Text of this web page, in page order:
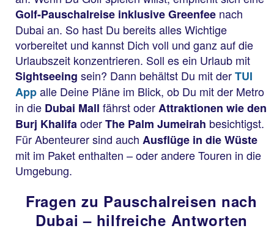
Golf-Pauschalreise inklusive Greenfee nach
Dubai an. So hast Du bereits alles Wichtige
vorbereitet und kannst Dich voll und ganz auf die
Urlaubszeit konzentrieren. Soll es ein Urlaub mit
Sightseeing sein? Dann behältst Du mit derTUI
Appalle Deine Pläne im Blick, ob Du mit der Metro
in die Dubai Mall fährst oderAttraktionen wie den
Burj KhalifaoderThe Palm Jumeirah besichtigst.
Für Abenteurer sind auch Ausflüge in die Wüste
mit im Paket enthalten – oder andere Touren in die
Umgebung.
Fragen zu Pauschalreisen nach
Dubai – hilfreiche Antworten